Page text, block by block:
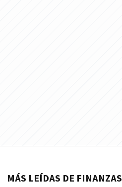
MÁS LEÍDAS DE FINANZAS